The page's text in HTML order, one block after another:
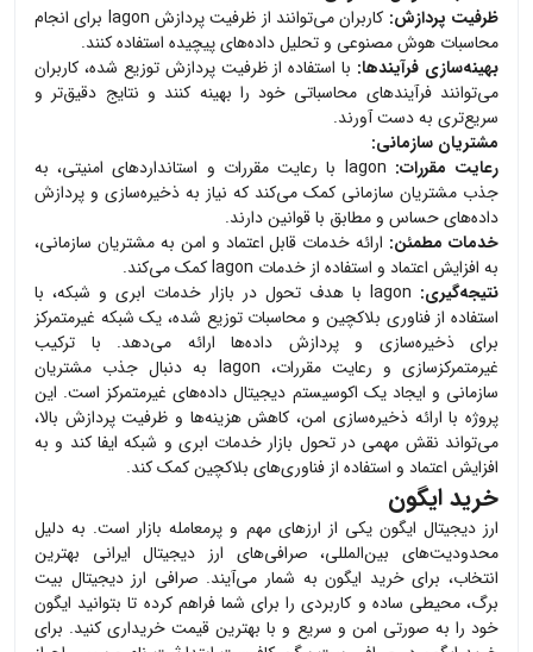
ظرفیت پردازش:
کاربران می‌توانند از ظرفیت پردازش Iagon برای انجام
محاسبات هوش مصنوعی و تحلیل داده‌های پیچیده استفاده کنند.
بهینه‌سازی فرآیندها: با استفاده از ظرفیت پردازش توزیع شده، کاربران
می‌توانند فرآیندهای محاسباتی خود را بهینه کنند و نتایج دقیق‌تر و
سریع‌تری به دست آورند.
مشتریان سازمانی:
رعایت مقررات:
Iagon با رعایت مقررات و استانداردهای امنیتی، به
جذب مشتریان سازمانی کمک می‌کند که نیاز به ذخیره‌سازی و پردازش
داده‌های حساس و مطابق با قوانین دارند.
خدمات مطمئن: ارائه خدمات قابل اعتماد و امن به مشتریان سازمانی،
به افزایش اعتماد و استفاده از خدمات Iagon کمک می‌کند.
نتیجه‌گیری:
Iagon با هدف تحول در بازار خدمات ابری و شبکه، با
استفاده از فناوری بلاکچین و محاسبات توزیع شده، یک شبکه غیرمتمرکز
برای ذخیره‌سازی و پردازش داده‌ها ارائه می‌دهد. با ترکیب
غیرمتمرکزسازی و رعایت مقررات، Iagon به دنبال جذب مشتریان
سازمانی و ایجاد یک اکوسیستم دیجیتال داده‌های غیرمتمرکز است. این
پروژه با ارائه ذخیره‌سازی امن، کاهش هزینه‌ها و ظرفیت پردازش بالا،
می‌تواند نقش مهمی در تحول بازار خدمات ابری و شبکه ایفا کند و به
افزایش اعتماد و استفاده از فناوری‌های بلاکچین کمک کند.
خرید ایگون
ارز دیجیتال ایگون یکی از ارزهای مهم و پرمعامله بازار است. به دلیل
محدودیت‌های بین‌المللی، صرافی‌های ارز دیجیتال ایرانی بهترین
انتخاب، برای خرید ایگونبه شمار می‌آیند. صرافی ارز دیجیتال بیت
برگ، محیطی ساده و کاربردی را برای شما فراهم کرده تا بتوانید ایگون
خود را به صورتی امن و سریع و با بهترین قیمت خریداری کنید. برای